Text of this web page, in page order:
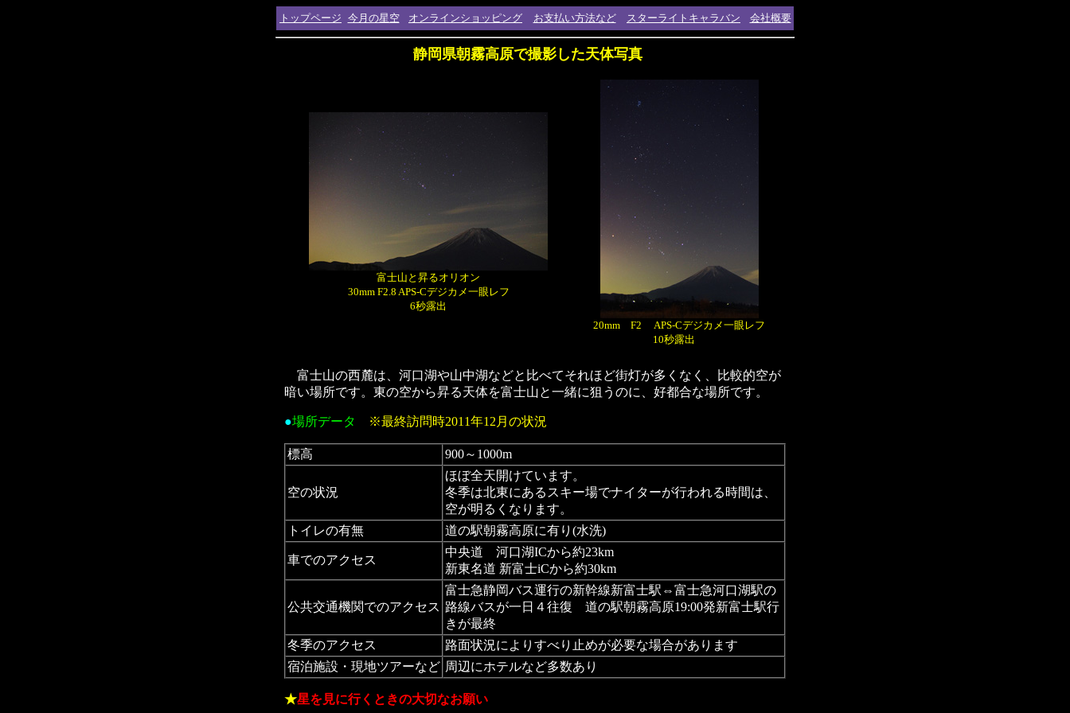
トップページ 今月の星空 オンラインショッピング お支払い方法など スターライトキャラバン 会社概要
静岡県朝霧高原で撮影した天体写真
富士山と昇るオリオン
30mm F2.8 APS-Cデジカメ一眼レフ
6秒露出
20mm F2 APS-Cデジカメ一眼レフ
10秒露出
富士山の西麓は、河口湖や山中湖などと比べてそれほど街灯が多くなく、比較的空が
暗い場所です。東の空から昇る天体を富士山と一緒に狙うのに、好都合な場所です。
●場所データ ※最終訪問時2011年12月の状況
標高 900～1000m
空の状況
ほぼ全天開けています。
冬季は北東にあるスキー場でナイターが行われる時間は、
空が明るくなります。
トイレの有無
道の駅朝霧高原に有り(水洗)
車でのアクセス
中央道 河口湖ICから約23km
新東名道 新富士iCから約30km
公共交通機関でのアクセス
富士急静岡バス運行の新幹線新富士駅⇔富士急河口湖駅の
路線バスが一日４往復 道の駅朝霧高原19:00発新富士駅行
きが最終
冬季のアクセス
路面状況によりすべり止めが必要な場合があります
宿泊施設・現地ツアーなど 周辺にホテルなど多数あり
★星を見に行くときの大切なお願い